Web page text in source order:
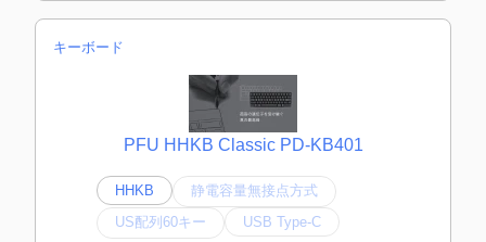
キーボード
PFU HHKB Classic PD-KB401
HHKB
静電容量無接点方式
US配列60キー
USB Type-C